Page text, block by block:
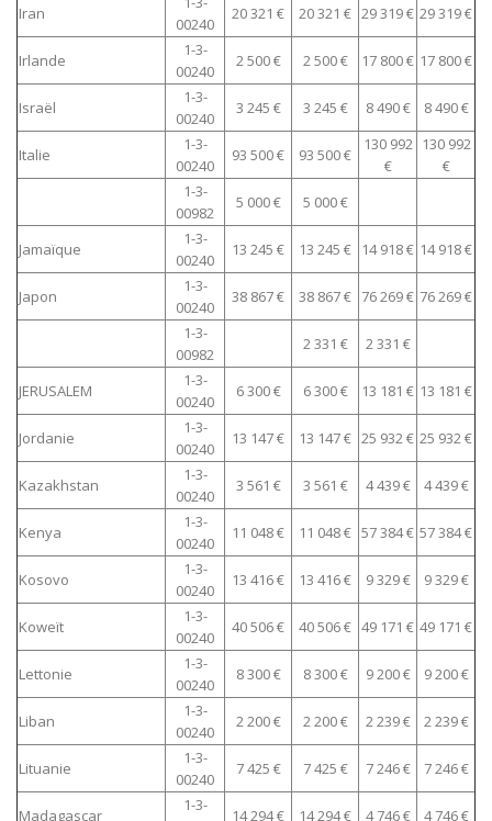
Iran
00240
20 321 € 20 321 € 29 319 € 29 319 €
Irlande
1-3-
00240
2 500 € 2 500 € 17 800 € 17 800 €
Israël
1-3-
00240
3 245 € 3 245 € 8 490 € 8 490 €
Italie
1-3-
00240
93 500 € 93 500 €
130 992
€
130 992
€
1-3-
00982
5 000 € 5 000 €
Jamaïque
1-3-
00240
13 245 € 13 245 € 14 918 € 14 918 €
Japon
1-3-
00240
38 867 € 38 867 € 76 269 € 76 269 €
1-3-
00982
2 331 € 2 331 €
JERUSALEM
1-3-
00240
6 300 € 6 300 € 13 181 € 13 181 €
Jordanie
1-3-
00240
13 147 € 13 147 € 25 932 € 25 932 €
Kazakhstan
1-3-
00240
3 561 € 3 561 € 4 439 € 4 439 €
Kenya
1-3-
00240
11 048 € 11 048 € 57 384 € 57 384 €
Kosovo
1-3-
00240
13 416 € 13 416 € 9 329 € 9 329 €
Koweït
1-3-
00240
40 506 € 40 506 € 49 171 € 49 171 €
Lettonie
1-3-
00240
8 300 € 8 300 € 9 200 € 9 200 €
Liban
1-3-
00240
2 200 € 2 200 € 2 239 € 2 239 €
Lituanie
1-3-
00240
7 425 € 7 425 € 7 246 € 7 246 €
Madagascar
1-3-
14 294 € 14 294 € 4 746 € 4 746 €